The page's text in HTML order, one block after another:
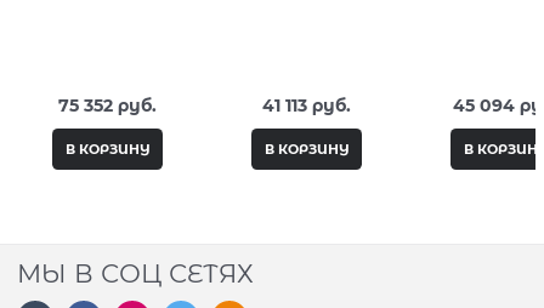
75 352 руб.
В КОРЗИНУ
41 113 руб.
В КОРЗИНУ
45 094
В
МЫ В СОЦ СЕТЯХ